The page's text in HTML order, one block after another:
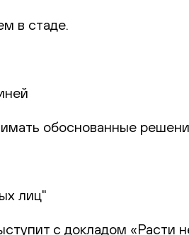
в стаде.
обоснованные
лиц"
с докладом «Расти